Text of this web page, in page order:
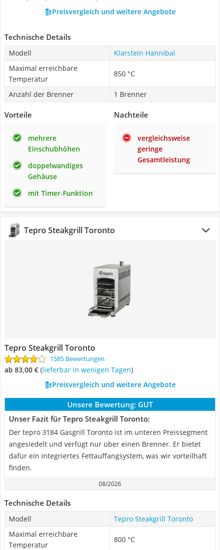
Preisvergleich und weitere Angebote
Technische Details
Modell
Klarstein Hannibal
Maximal erreichbare
Temperatur
850 °C
Anzahl der Brenner 1 Brenner
Vorteile
mehrere
Einschubhöhen
doppelwandiges
Gehäuse
mit Timer-Funktion
Nachteile
vergleichsweise
geringe
Gesamtleistung
Tepro Steakgrill Toronto
Tepro Steakgrill Toronto
1585 Bewertungen
ab 83,00 € ( Lieferbar in wenigen Tagen)
Preisvergleich und weitere Angebote
Unsere Bewertung: GUT
Unser Fazit für Tepro Steakgrill Toronto:
Der tepro 3184 Gasgrill Toronto ist im unteren Preissegment
angesiedelt und verfügt nur über einen Brenner. Er bietet
dafür ein integriertes Fettauffangsystem, was wir vorteilhaft
finden.
08/2026
Technische Details
Modell
Tepro Steakgrill Toronto
Maximal erreichbare
Temperatur
800 °C